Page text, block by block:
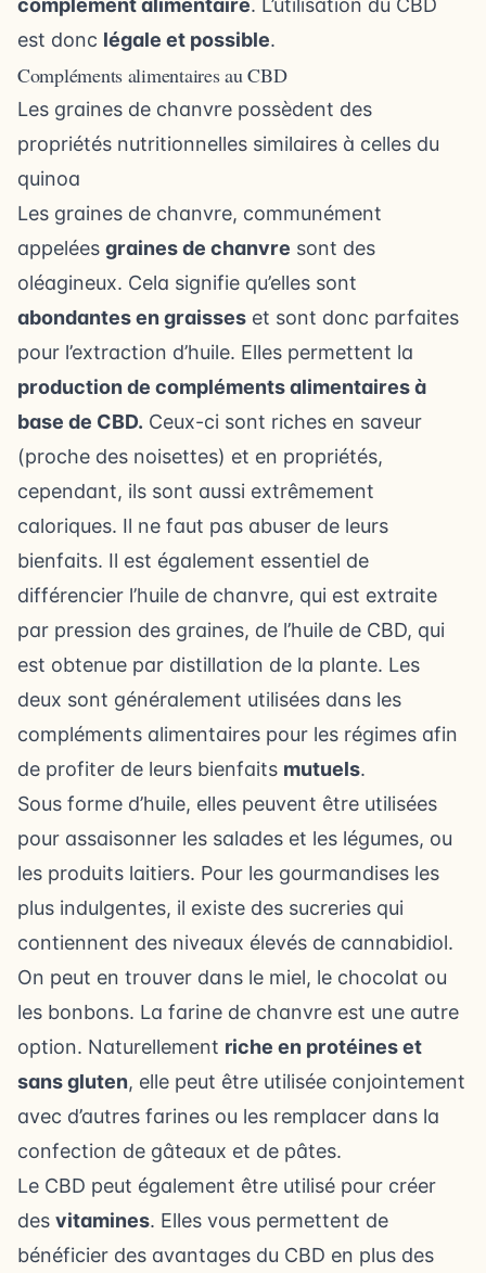
complément alimentaire. L’utilisation du CBD
est donc légale et possible.
Compléments alimentaires au CBD
Les graines de chanvre possèdent des
propriétés nutritionnelles similaires à celles du
quinoa
Les graines de chanvre, communément
appelées graines de chanvre sont des
oléagineux. Cela signifie qu’elles sont
abondantes en graisses et sont donc parfaites
pour l’extraction d’huile. Elles permettent la
production de compléments alimentaires à
base de CBD. Ceux-ci sont riches en saveur
(proche des noisettes) et en propriétés,
cependant, ils sont aussi extrêmement
caloriques. Il ne faut pas abuser de leurs
bienfaits. Il est également essentiel de
différencier l’huile de chanvre, qui est extraite
par pression des graines, de l’huile de CBD, qui
est obtenue par distillation de la plante. Les
deux sont généralement utilisées dans les
compléments alimentaires pour les régimes afin
de profiter de leurs bienfaits mutuels.
Sous forme d’huile, elles peuvent être utilisées
pour assaisonner les salades et les légumes, ou
les produits laitiers. Pour les gourmandises les
plus indulgentes, il existe des sucreries qui
contiennent des niveaux élevés de cannabidiol.
On peut en trouver dans le miel, le chocolat ou
les bonbons. La farine de chanvre est une autre
option. Naturellement riche en protéines et
sans gluten, elle peut être utilisée conjointement
avec d’autres farines ou les remplacer dans la
confection de gâteaux et de pâtes.
Le CBD peut également être utilisé pour créer
des vitamines. Elles vous permettent de
bénéficier des avantages du CBD en plus des